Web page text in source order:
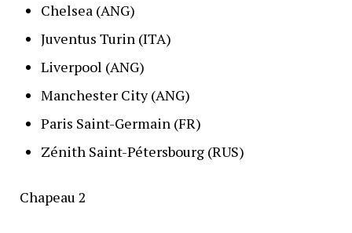
Chelsea (ANG)
Juventus Turin (ITA)
Liverpool (ANG)
Manchester City (ANG)
Paris Saint-Germain (FR)
Zénith Saint-Pétersbourg (RUS)
Chapeau 2